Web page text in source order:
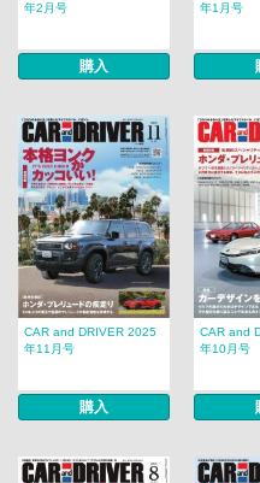
年2月号
購入
年1月号
CAR and DRIVER 2025
年11月号
購入
CAR and
年10月号